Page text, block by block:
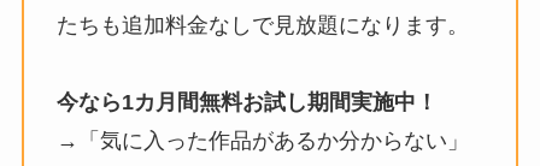
たちも追加料金なしで見放題になります。
今なら1カ月間無料お試し期間実施中！
→「気に入った作品があるか分からない」